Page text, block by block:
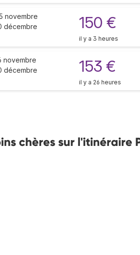
novembre
décembre
150 €
il y a 3 heures
novembre
décembre
153 €
il y a 26 heures
chères sur l'itinéraire